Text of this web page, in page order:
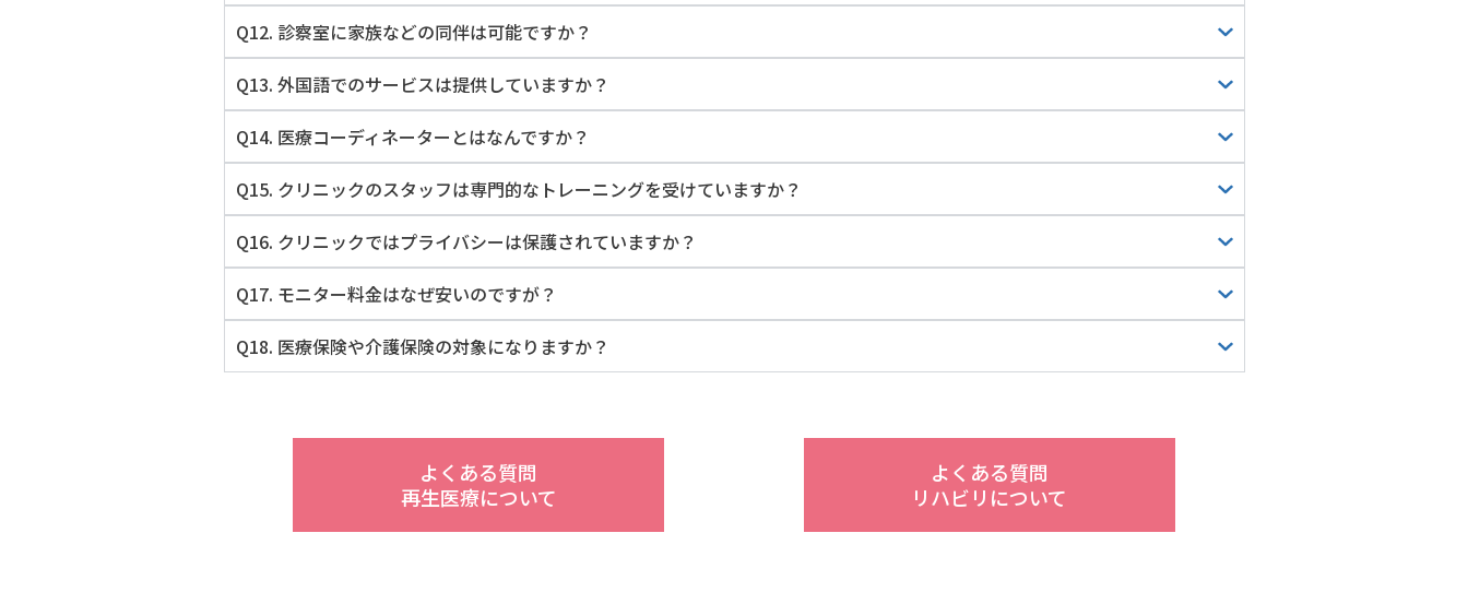
Q12. 診察室に家族などの同伴は可能ですか？
Q13. 外国語でのサービスは提供していますか？
Q14. 医療コーディネーターとはなんですか？
Q15. クリニックのスタッフは専門的なトレーニングを受けていますか？
Q16. クリニックではプライバシーは保護されていますか？
Q17. モニター料金はなぜ安いのですが？
Q18. 医療保険や介護保険の対象になりますか？
よくある質問
再生医療について
よくある質問
リハビリについて